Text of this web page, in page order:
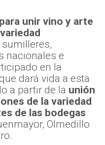
unir vino y arte
sumilleres,
nacionales e
en la
dará vida a esta
a partir de la unión
de la variedad
de las bodegas
Olmedillo